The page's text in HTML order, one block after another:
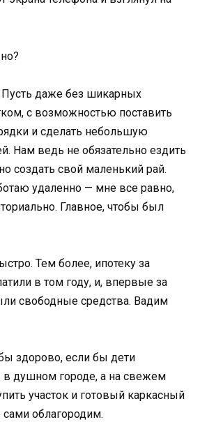
даже без шикарных
с возможностью поставить
и сделать небольшую
Нам ведь не обязательно ездить
создать свой маленький рай.
удаленно — мне все равно,
Главное, чтобы был
Тем более, ипотеку за
в том году, и, впервые за
свободные средства. Вадим
здорово, если бы дети
в душном городе, а на свежем
участок и готовый каркасный
облагородим.